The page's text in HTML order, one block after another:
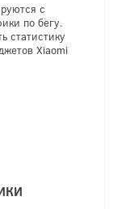
с
по бегу.
статистику
Xiaomi